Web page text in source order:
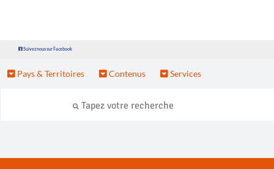
Suivez nous sur Facebook
Pays & Territoires Contenus Services